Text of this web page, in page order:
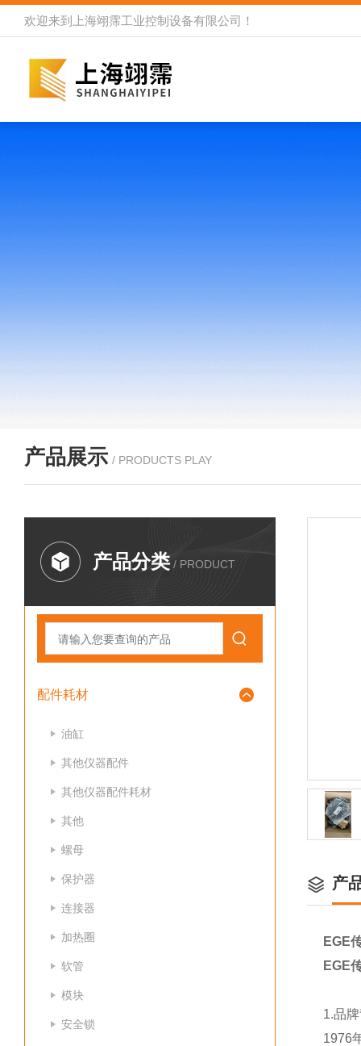
欢迎来到 上海翊霈工业控制设备有限公司 ！
产品展示 / PRODUCTS PLAY
产品分类 / PRODUCT
配件耗材
油缸
其他仪器配件
其他仪器配件耗材
其他
螺母
保护器
连接器
加热圈
软管
模块
安全锁
产
EGE
EGE
1.品
1976